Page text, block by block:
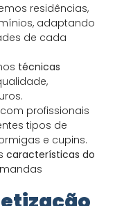
residências,
adaptando
de cada
técnicas
profissionais
tipos de
e cupins.
características do